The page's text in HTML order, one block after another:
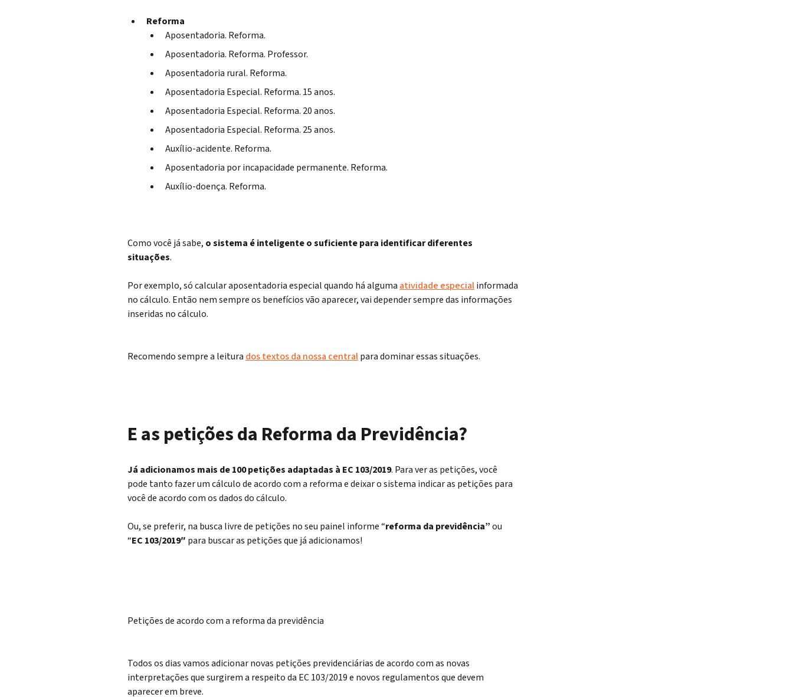
Reforma
Aposentadoria. Reforma.
Aposentadoria. Reforma. Professor.
Aposentadoria rural. Reforma.
Aposentadoria Especial. Reforma. 15 anos.
Aposentadoria Especial. Reforma. 20 anos.
Aposentadoria Especial. Reforma. 25 anos.
Auxílio-acidente. Reforma.
Aposentadoria por incapacidade permanente. Reforma.
Auxílio-doença. Reforma.
Como você já sabe, o sistema é inteligente o suficiente para identificar diferentes
situações.
Por exemplo, só calcular aposentadoria especial quando há alguma atividade especialinformada
no cálculo. Então nem sempre os benefícios vão aparecer, vai depender sempre das informações
inseridas no cálculo.
Recomendo sempre a leitura dos textos da nossa centralpara dominar essas situações.
E as petições da Reforma da Previdência?
Já adicionamos mais de 100 petições adaptadas à EC 103/2019. Para ver as petições, você
pode tanto fazer um cálculo de acordo com a reforma e deixar o sistema indicar as petições para
você de acordo com os dados do cálculo.
Ou, se preferir, na busca livre de petições no seu painel informe “reforma da previdência”ou
“EC 103/2019″ para buscar as petições que já adicionamos!
Petições de acordo com a reforma da previdência
Todos os dias vamos adicionar novas petições previdenciárias de acordo com as novas
interpretações que surgirem a respeito da EC 103/2019 e novos regulamentos que devem
aparecer em breve.